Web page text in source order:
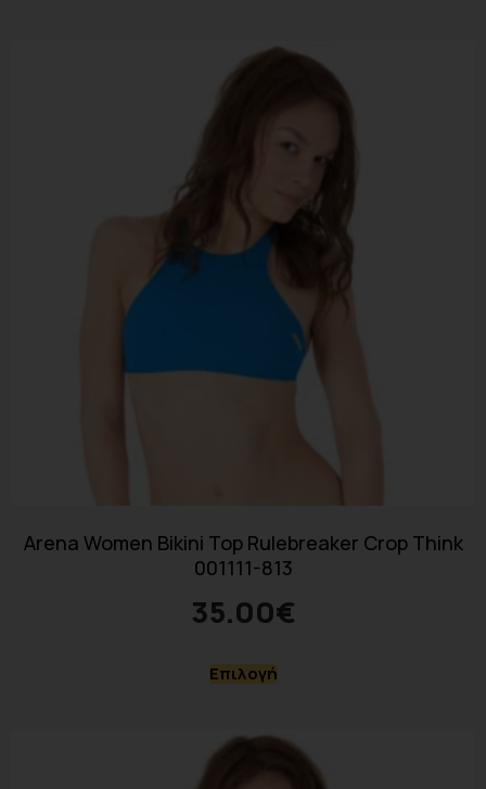
Arena Women Bikini Top Rulebreaker Crop Think
001111-813
35.00€
Επιλογή